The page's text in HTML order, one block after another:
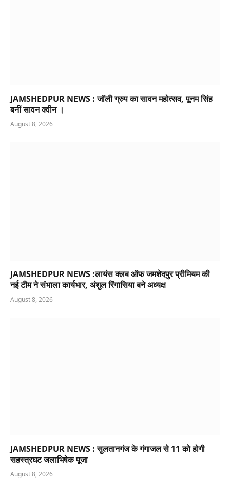
JAMSHEDPUR NEWS : जॉली ग्रुप का सावन महोत्सव, पूनम सिंह
बनीं सावन क्वीन ।
August 8, 2026
JAMSHEDPUR NEWS :लायंस क्लब ऑफ जमशेदपुर प्रीमियम की
नई टीम ने संभाला कार्यभार, अंशुल रिंगासिया बने अध्यक्ष
August 8, 2026
JAMSHEDPUR NEWS : सुलतानगंज के गंगाजल से 11 को होगी
सहस्त्रघट जलाभिषेक पूजा
August 8, 2026